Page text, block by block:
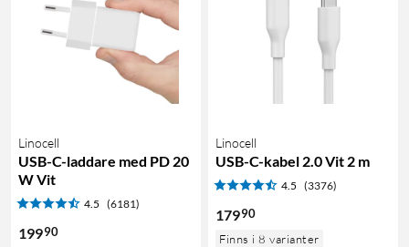
Linocell
USB-C-laddare med PD 20
W Vit
4.5 (6181)
19990
Linocell
USB-C-kabel 2.0 Vit 2 m
4.5 (3376)
17990
Finns i 8 varianter